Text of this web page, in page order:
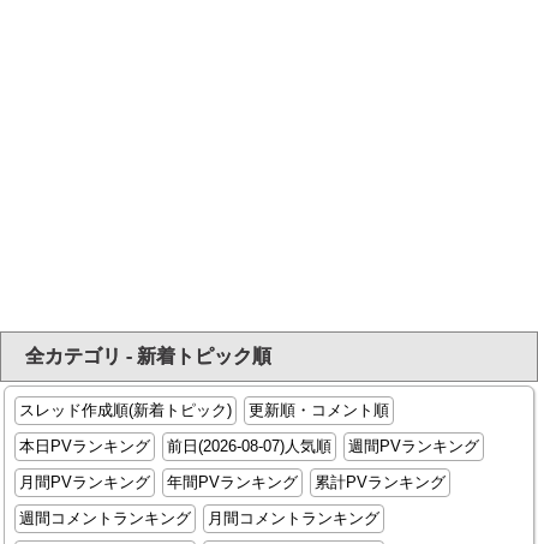
全カテゴリ - 新着トピック順
スレッド作成順(新着トピック)
更新順・コメント順
本日PVランキング
前日(2026-08-07)人気順
週間PVランキング
月間PVランキング
年間PVランキング
累計PVランキング
週間コメントランキング
月間コメントランキング